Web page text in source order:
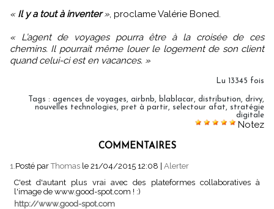
« Il y a tout à inventer», proclame Valérie Boned.
« L’agent de voyages pourra être à la croisée de ces
chemins. Il pourrait même louer le logement de son client
quand celui-ci est en vacances. »
Lu 13345 fois
Tags : agences de voyages, airbnb, blablacar, distribution, drivy,
nouvelles technologies, pret à partir, selectour afat, stratégie
digitale
Notez
COMMENTAIRES
1. Posté parThomas le 21/04/2015 12:08
Alerter
C'est d'autant plus vrai avec des plateformes collaboratives à
l'image de www.good-spot.com ! :)
http://www.good-spot.com